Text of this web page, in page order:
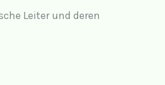
Leiter und deren